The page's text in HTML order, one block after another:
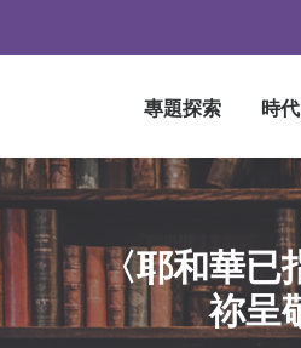
專題探索 時
〈耶和華已
祢呈